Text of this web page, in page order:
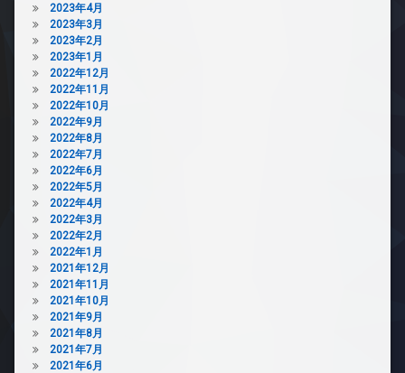
2023年4月
2023年3月
2023年2月
2023年1月
2022年12月
2022年11月
2022年10月
2022年9月
2022年8月
2022年7月
2022年6月
2022年5月
2022年4月
2022年3月
2022年2月
2022年1月
2021年12月
2021年11月
2021年10月
2021年9月
2021年8月
2021年7月
2021年6月